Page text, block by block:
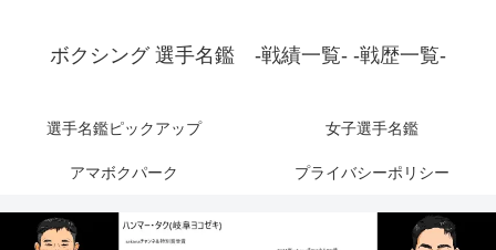
ボクシング 選手名鑑 -戦績一覧- -戦歴一覧-
選手名鑑ピックアップ 女子選手名鑑
アマボクパーク プライバシーポリシー